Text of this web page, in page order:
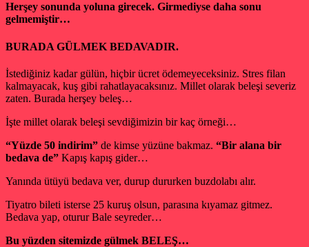
Herşey sonunda yoluna girecek. Girmediyse daha sonu
gelmemiştir…
BURADA GÜLMEK BEDAVADIR.
İstediğiniz kadar gülün, hiçbir ücret ödemeyeceksiniz. Stres filan
kalmayacak, kuş gibi rahatlayacaksınız. Millet olarak beleşi severiz
zaten. Burada herşey beleş…
İşte millet olarak beleşi sevdiğimizin bir kaç örneği…
“Yüzde 50 indirim” de kimse yüzüne bakmaz. “Bir alana bir
bedava de” Kapış kapış gider…
Yanında ütüyü bedava ver, durup dururken buzdolabı alır.
Tiyatro bileti isterse 25 kuruş olsun, parasına kıyamaz gitmez.
Bedava yap, oturur Bale seyreder…
Bu yüzden sitemizde gülmek BELEŞ…